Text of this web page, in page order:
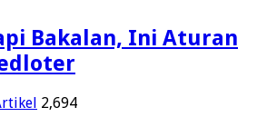
Bakalan, Ini Aturan
2,694